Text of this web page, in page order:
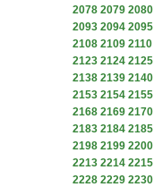
2078 2079 2080
2093 2094 2095
2108 2109 2110
2123 2124 2125
2138 2139 2140
2153 2154 2155
2168 2169 2170
2183 2184 2185
2198 2199 2200
2213 2214 2215
2228 2229 2230